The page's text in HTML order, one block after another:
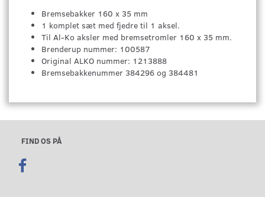
Bremsebakker 160 x 35 mm
1 komplet sæt med fjedre til 1 aksel.
Til Al-Ko aksler med bremsetromler 160 x 35 mm.
Brenderup nummer: 100587
Original ALKO nummer: 1213888
Bremsebakkenummer 384296 og 384481
FIND OS PÅ